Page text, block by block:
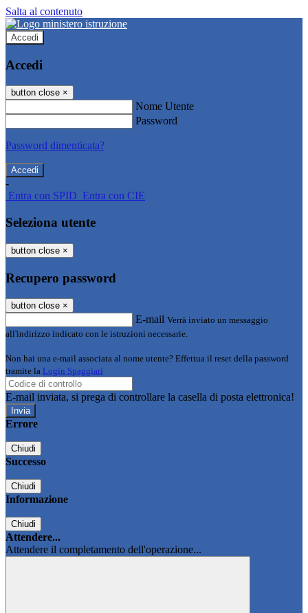
Salta al contenuto
Accedi
Accedi
button close ×
Nome Utente
Password
Password dimenticata?
-
Entra con SPID Entra con CIE
Seleziona utente
button close ×
Recupero password
button close ×
E-mail Verrà inviato un messaggio
all'indirizzo indicato con le istruzioni necessarie.
Non hai una e-mail associata al nome utente? Effettua il reset della password
tramite la Login Spaggiari
E-mail inviata, si prega di controllare la casella di posta elettronica!
Errore
Chiudi
Successo
Chiudi
Informazione
Chiudi
Attendere...
Attendere il completamento dell'operazione...